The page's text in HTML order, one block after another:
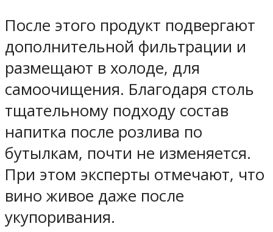
После этого продукт подвергают
дополнительной фильтрации и
размещают в холоде, для
самоочищения. Благодаря столь
тщательному подходу состав
напитка после розлива по
бутылкам, почти не изменяется.
При этом эксперты отмечают, что
вино живое даже после
укупоривания.